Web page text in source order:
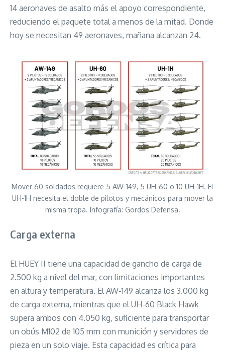
14 aeronaves de asalto más el apoyo correspondiente,
reduciendo el paquete total a menos de la mitad. Donde
hoy se necesitan 49 aeronaves, mañana alcanzan 24.
Mover 60 soldados requiere 5 AW-149, 5 UH-60 o 10 UH-1H. El
UH-1H necesita el doble de pilotos y mecánicos para mover la
misma tropa. Infografía: Gordos Defensa.
Carga externa
El HUEY II tiene una capacidad de gancho de carga de
2.500 kg a nivel del mar, con limitaciones importantes
en altura y temperatura. El AW-149 alcanza los 3.000 kg
de carga externa, mientras que el UH-60 Black Hawk
supera ambos con 4.050 kg, suficiente para transportar
un obús M102 de 105 mm con munición y servidores de
pieza en un solo viaje. Esta capacidad es crítica para